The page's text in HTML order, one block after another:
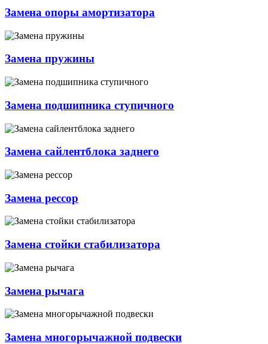
Замена опоры амортизатора
Замена пружины
Замена подшипника ступичного
Замена сайлентблока заднего
Замена рессор
Замена стойки стабилизатора
Замена рычага
Замена многорычажной подвески